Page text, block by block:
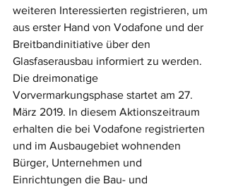
weiteren Interessierten registrieren, um
aus erster Hand von Vodafone und der
Breitbandinitiative über den
Glasfaserausbau informiert zu werden.
Die dreimonatige
Vorvermarkungsphase startet am 27.
März 2019. In diesem Aktionszeitraum
erhalten die bei Vodafone registrierten
und im Ausbaugebiet wohnenden
Bürger, Unternehmen und
Einrichtungen die Bau- und